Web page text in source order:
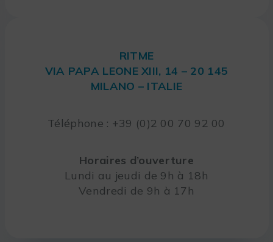
RITME
VIA PAPA LEONE XIII, 14 – 20 145
MILANO – ITALIE
Téléphone : +39 (0)2 00 70 92 00
Horaires d’ouverture
Lundi au jeudi de 9h à 18h
Vendredi de 9h à 17h